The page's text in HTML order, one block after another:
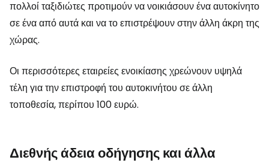
πολλοί ταξιδιώτες προτιμούν να νοικιάσουν ένα αυτοκίνητο
σε ένα από αυτά και να το επιστρέψουν στην άλλη άκρη της
χώρας.
Οι περισσότερες εταιρείες ενοικίασης χρεώνουν υψηλά
τέλη για την επιστροφή του αυτοκινήτου σε άλλη
τοποθεσία, περίπου 100 ευρώ.
Διεθνής άδεια οδήγησης και άλλα